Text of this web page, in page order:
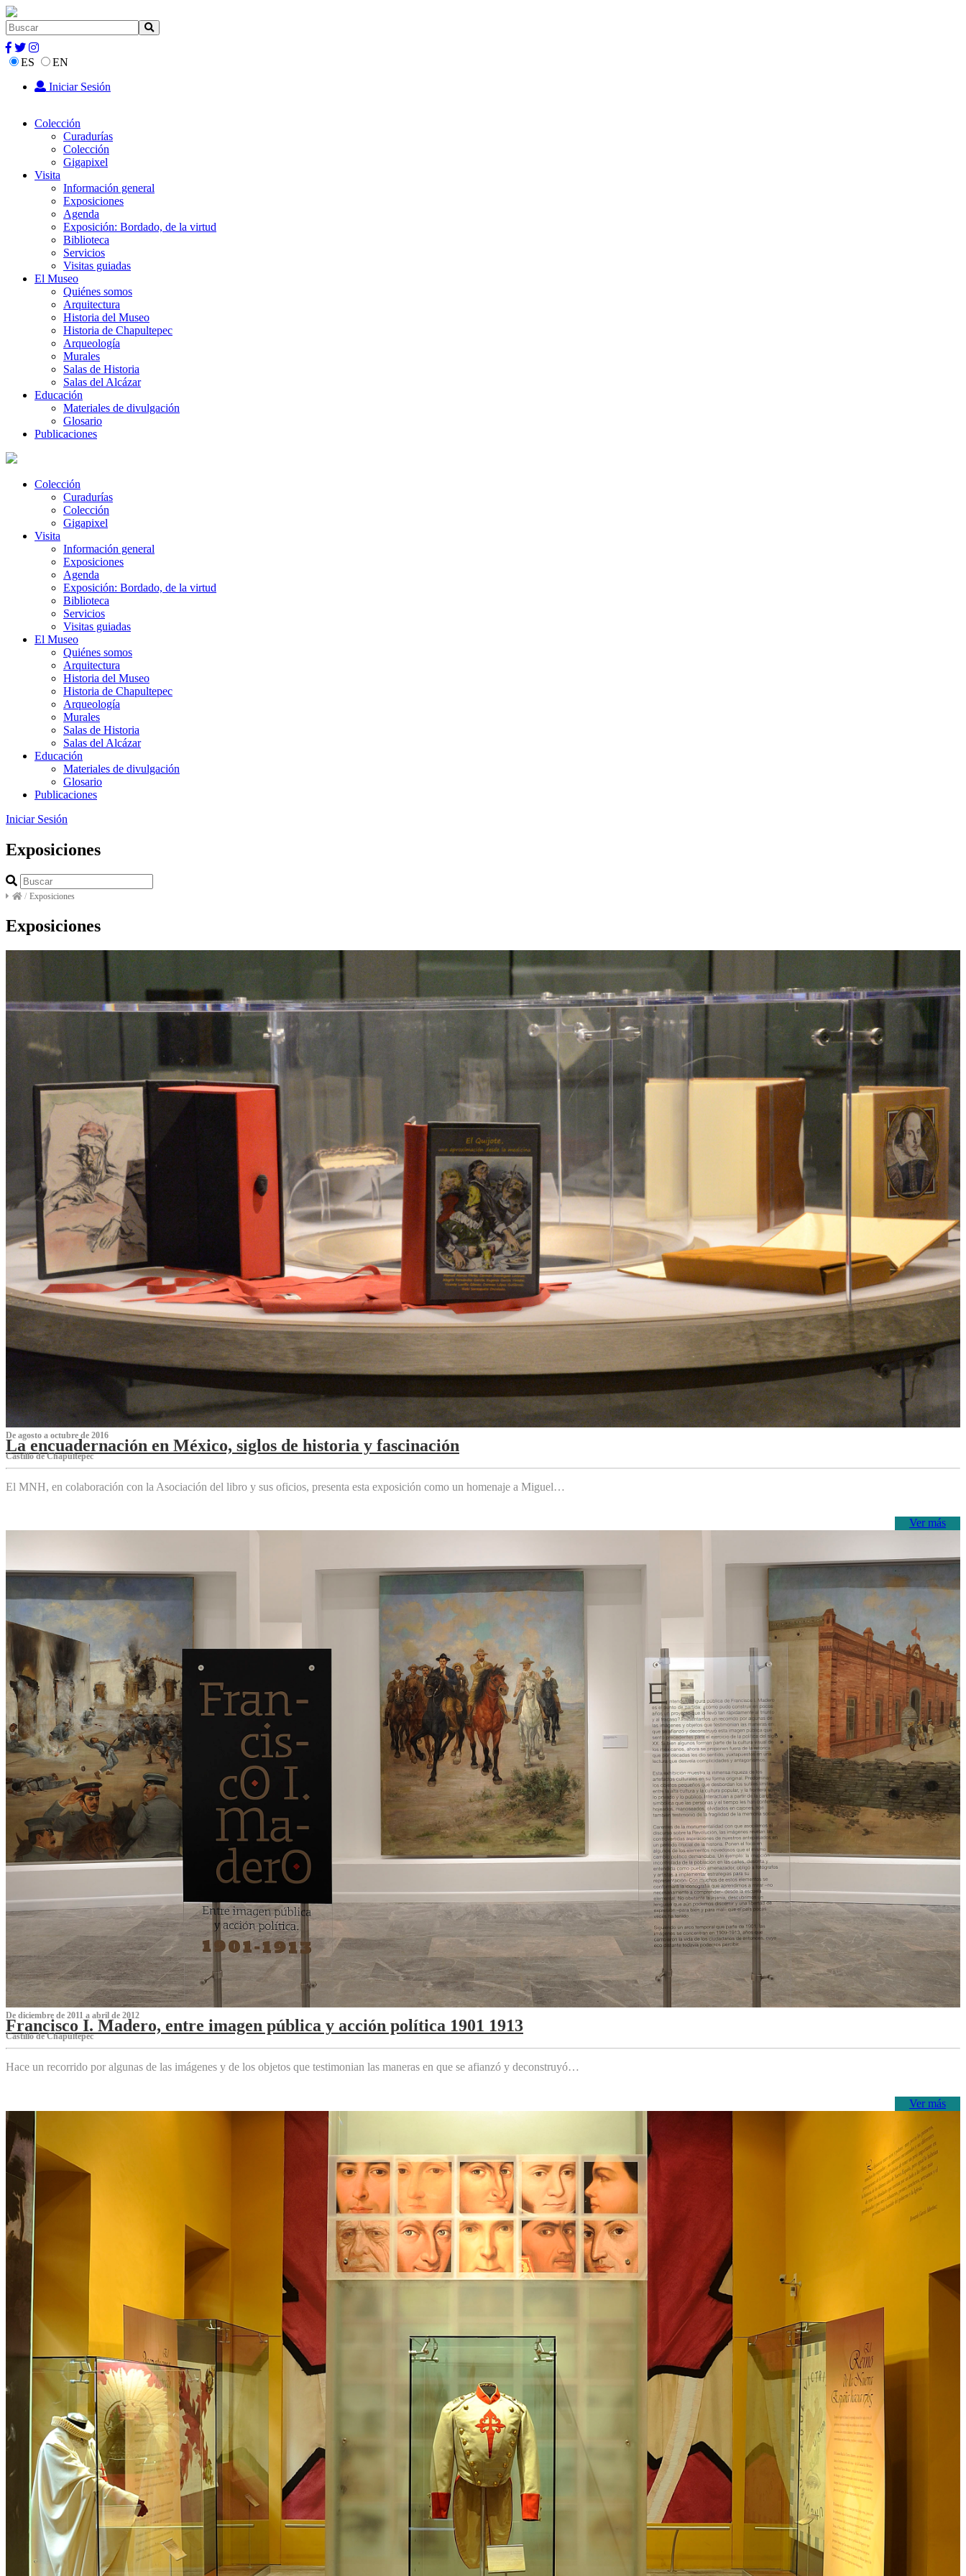
ES
EN
Iniciar Sesión
Colección
Curadurías
Colección
Gigapixel
Visita
Información general
Exposiciones
Agenda
Exposición: Bordado, de la virtud
Biblioteca
Servicios
Visitas guiadas
El Museo
Quiénes somos
Arquitectura
Historia del Museo
Historia de Chapultepec
Arqueología
Murales
Salas de Historia
Salas del Alcázar
Educación
Materiales de divulgación
Glosario
Publicaciones
Colección
Curadurías
Colección
Gigapixel
Visita
Información general
Exposiciones
Agenda
Exposición: Bordado, de la virtud
Biblioteca
Servicios
Visitas guiadas
El Museo
Quiénes somos
Arquitectura
Historia del Museo
Historia de Chapultepec
Arqueología
Murales
Salas de Historia
Salas del Alcázar
Educación
Materiales de divulgación
Glosario
Publicaciones
Iniciar Sesión
Exposiciones
/ Exposiciones
Exposiciones
De agosto a octubre de 2016
La encuadernación en México, siglos de historia y fascinación
Castillo de Chapultepec
El MNH, en colaboración con la Asociación del libro y sus oficios, presenta esta exposición como un homenaje a Miguel…
Ver más
De diciembre de 2011 a abril de 2012
Francisco I. Madero, entre imagen pública y acción política 1901 1913
Castillo de Chapultepec
Hace un recorrido por algunas de las imágenes y de los objetos que testimonian las maneras en que se afianzó y deconstruyó…
Ver más